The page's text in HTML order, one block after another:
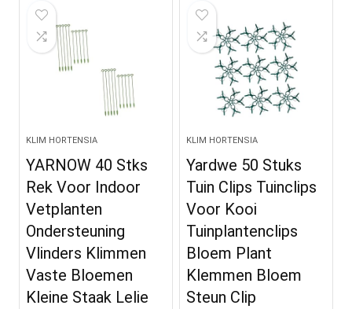
KLIM HORTENSIA
YARNOW 40 Stks
Rek Voor Indoor
Vetplanten
Ondersteuning
Vlinders Klimmen
Vaste Bloemen
Kleine Staak Lelie
KLIM HORTENSIA
Yardwe 50 Stuks
Tuin Clips Tuinclips
Voor Kooi
Tuinplantenclips
Bloem Plant
Klemmen Bloem
Steun Clip